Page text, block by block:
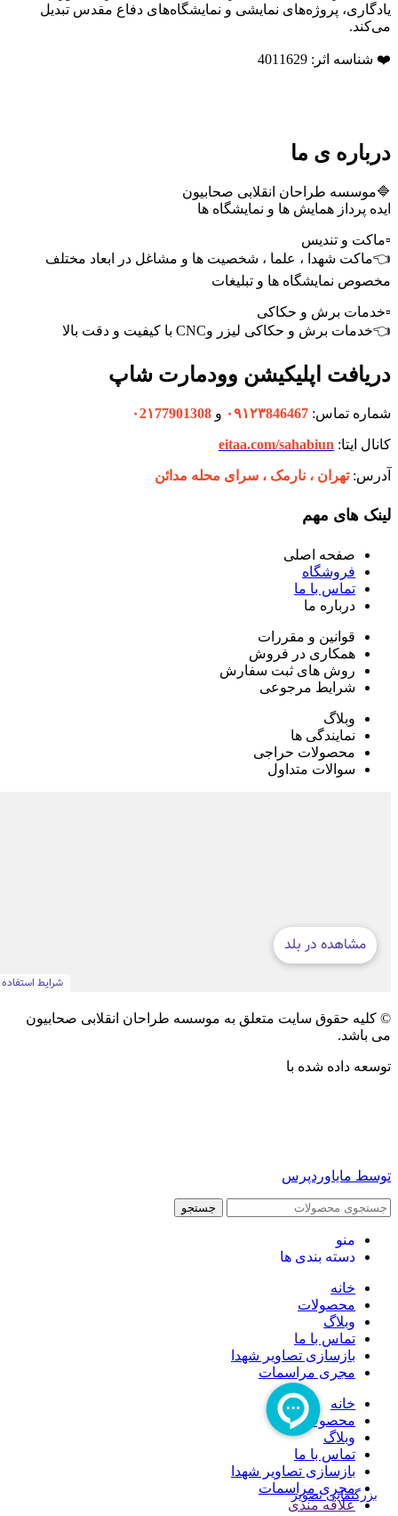
بزرگنمایی تصویر
یادگاری، پروژه‌های نمایشی و نمایشگاه‌های دفاع مقدس تبدیل
می‌کند.
❤️ شناسه اثر: 4011629
درباره ی ما
🔷موسسه طراحان انقلابی صحابیون
ایده پرداز همایش ها و نمایشگاه ها
▫️ماکت و تندیس
👈ماکت شهدا ، علما ، شخصیت ها و مشاغل در ابعاد مختلف
مخصوص نمایشگاه ها و تبلیغات
▫️خدمات برش و حکاکی
👈خدمات برش و حکاکی لیزر وCNC با کیفیت و دقت بالا
دریافت اپلیکیشن وودمارت شاپ
شماره تماس: ۰۹۱۲۳846467 و ۰2۱77901308
کانال ایتا: eitaa.com/sahabiun
آدرس:تهران ،‌ نارمک ، سرای محله مدائن
لینک های مهم
صفحه اصلی
فروشگاه
تماس با ما
درباره ما
قوانین و مقررات
همکاری در فروش
روش های ثبت سفارش
شرایط مرجوعی
وبلاگ
نمایندگی ها
محصولات حراجی
سوالات متداول
© کلیه حقوق سایت متعلق به موسسه طراحان انقلابی صحابیون
می باشد.
توسعه داده شده با
توسط مایاوردپرس
جستجو
منو
دسته بندی ها
خانه
محصولات
وبلاگ
تماس با ما
بازسازی تصاویر شهدا
مجری مراسمات
خانه
محصولات
وبلاگ
تماس با ما
بازسازی تصاویر شهدا
مجری مراسمات
علاقه مندی